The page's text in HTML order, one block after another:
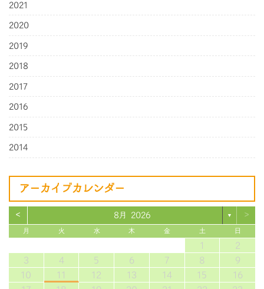
2021
2020
2019
2018
2017
2016
2015
2014
アーカイブカレンダー
< 8月 2026 ▼ >
月 火 水 木 金 土 日
1
2
3
4 5 6 7 8
9
10
11 12 13 14 15
16